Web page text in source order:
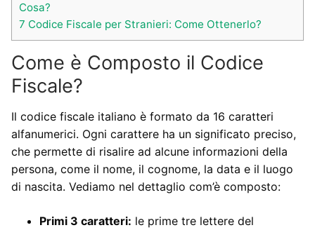
Cosa?
7 Codice Fiscale per Stranieri: Come Ottenerlo?
Come è Composto il Codice
Fiscale?
Il codice fiscale italiano è formato da 16 caratteri
alfanumerici. Ogni carattere ha un significato preciso,
che permette di risalire ad alcune informazioni della
persona, come il nome, il cognome, la data e il luogo
di nascita. Vediamo nel dettaglio com’è composto:
Primi 3 caratteri: le prime tre lettere del